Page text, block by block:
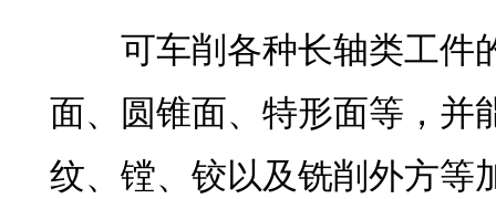
可车削各种长轴类工件
面、圆锥面、特形面等，并
纹、镗、铰以及铣削外方等